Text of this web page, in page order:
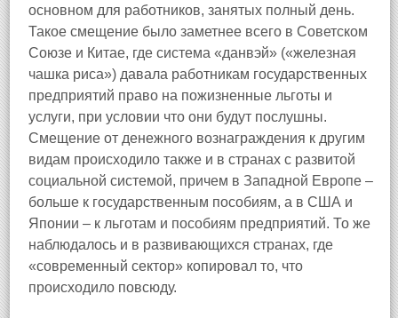
основном для работников, занятых полный день.
Такое смещение было заметнее всего в Советском
Союзе и Китае, где система «данвэй» («железная
чашка риса») давала работникам государственных
предприятий право на пожизненные льготы и
услуги, при условии что они будут послушны.
Смещение от денежного вознаграждения к другим
видам происходило также и в странах с развитой
социальной системой, причем в Западной Европе –
больше к государственным пособиям, а в США и
Японии – к льготам и пособиям предприятий. То же
наблюдалось и в развивающихся странах, где
«современный сектор» копировал то, что
происходило повсюду.